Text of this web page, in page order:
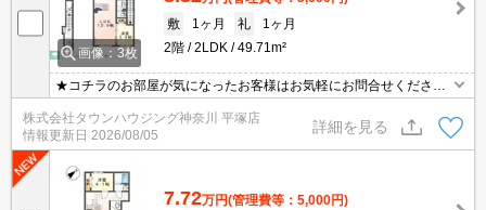
画像：3枚
敷
1ヶ月 礼
1ヶ月
2階
2LDK 49.71m²
★コチラのお部屋が気になったお客様はお気軽にお問合せください
ませ★専門スタッフが詳細情報をご案内させていただきます！もち
ろん、他の物件もまとめてご紹介可能です！
株式会社タウンハウジング神奈川 平塚店
情報更新日 2026/08/05
詳細を見る
7.72万円(管理費等：5,000円)